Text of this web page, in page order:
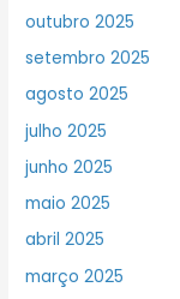
outubro 2025
setembro 2025
agosto 2025
julho 2025
junho 2025
maio 2025
abril 2025
março 2025